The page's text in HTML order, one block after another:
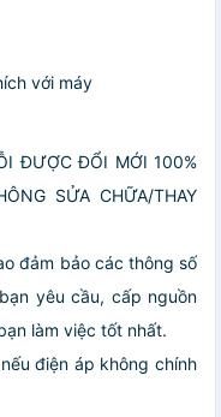
với máy
ĐƯỢC ĐỔI MỚI 100%
SỬA CHỮA/THAY
đảm bảo các thông số
yêu cầu, cấp nguồn
làm việc tốt nhất.
điện áp không chính